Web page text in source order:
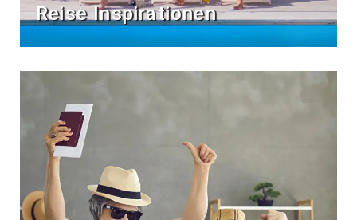
Reise Inspirationen